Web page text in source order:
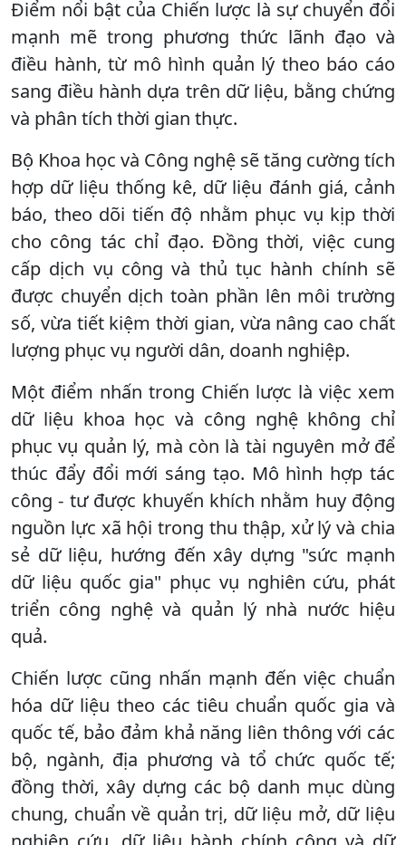
Điểm nổi bật của Chiến lược là sự chuyển đổi
mạnh mẽ trong phương thức lãnh đạo và
điều hành, từ mô hình quản lý theo báo cáo
sang điều hành dựa trên dữ liệu, bằng chứng
và phân tích thời gian thực.
Bộ Khoa học và Công nghệ sẽ tăng cường tích
hợp dữ liệu thống kê, dữ liệu đánh giá, cảnh
báo, theo dõi tiến độ nhằm phục vụ kịp thời
cho công tác chỉ đạo. Đồng thời, việc cung
cấp dịch vụ công và thủ tục hành chính sẽ
được chuyển dịch toàn phần lên môi trường
số, vừa tiết kiệm thời gian, vừa nâng cao chất
lượng phục vụ người dân, doanh nghiệp.
Một điểm nhấn trong Chiến lược là việc xem
dữ liệu khoa học và công nghệ không chỉ
phục vụ quản lý, mà còn là tài nguyên mở để
thúc đẩy đổi mới sáng tạo. Mô hình hợp tác
công - tư được khuyến khích nhằm huy động
nguồn lực xã hội trong thu thập, xử lý và chia
sẻ dữ liệu, hướng đến xây dựng "sức mạnh
dữ liệu quốc gia" phục vụ nghiên cứu, phát
triển công nghệ và quản lý nhà nước hiệu
quả.
Chiến lược cũng nhấn mạnh đến việc chuẩn
hóa dữ liệu theo các tiêu chuẩn quốc gia và
quốc tế, bảo đảm khả năng liên thông với các
bộ, ngành, địa phương và tổ chức quốc tế;
đồng thời, xây dựng các bộ danh mục dùng
chung, chuẩn về quản trị, dữ liệu mở, dữ liệu